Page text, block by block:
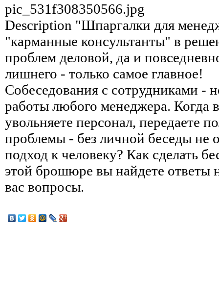
pic_531f308350566.jpg
Description "Шпаргалки для
"карманные консультанты" в
проблем деловой, да и
лишнего - только самое главное!
Собеседования с сотрудниками -
работы любого менеджера. Когда
увольняете персонал, передаете
проблемы - без личной беседы не
подход к человеку? Как сделать
этой брошюре вы найдете ответы
вас вопросы.